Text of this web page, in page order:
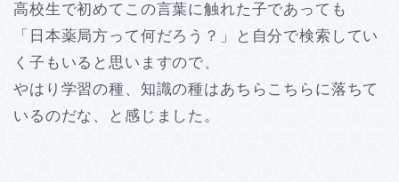
高校生で初めてこの言葉に触れた子であっても
「日本薬局方って何だろう？」と自分で検索してい
く子もいると思いますので、
やはり学習の種、知識の種はあちらこちらに落ちて
いるのだな、と感じました。